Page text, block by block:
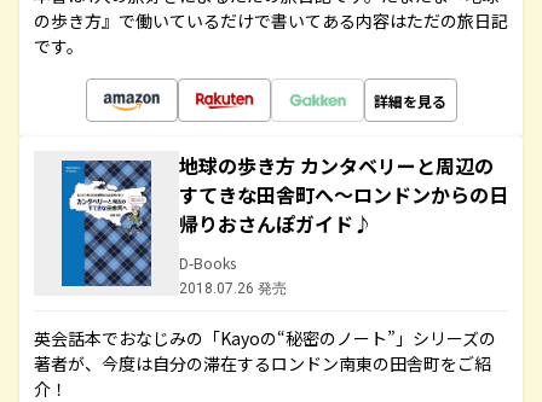
の歩き方』で働いているだけで書いてある内容はただの旅日記
です。
詳細を見る
地球の歩き方 カンタベリーと周辺の
すてきな田舎町へ～ロンドンからの日
帰りおさんぽガイド♪
D-Books
2018.07.26 発売
英会話本でおなじみの「Kayoの“秘密のノート”」シリーズの
著者が、今度は自分の滞在するロンドン南東の田舎町をご紹
介！